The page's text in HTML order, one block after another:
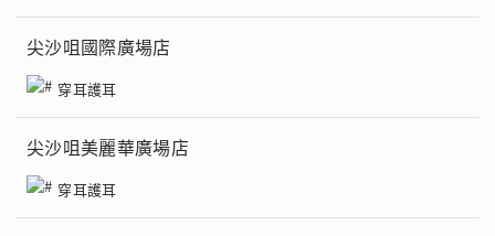
尖沙咀國際廣場店
穿耳護耳
尖沙咀美麗華廣場店
穿耳護耳